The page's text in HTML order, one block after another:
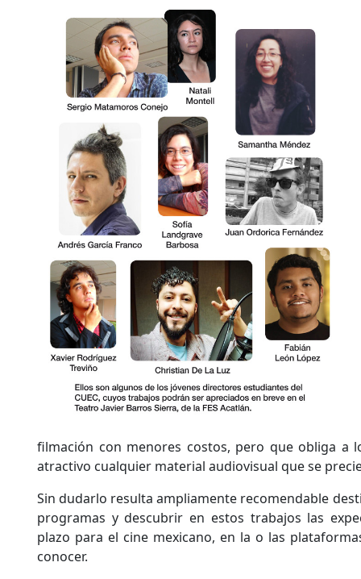
filmación con menores costos, pero que obliga a
atractivo cualquier material audiovisual que se
Sin dudarlo resulta ampliamente recomendable
programas y descubrir en estos trabajos las
plazo para el cine mexicano, en la o las
conocer.